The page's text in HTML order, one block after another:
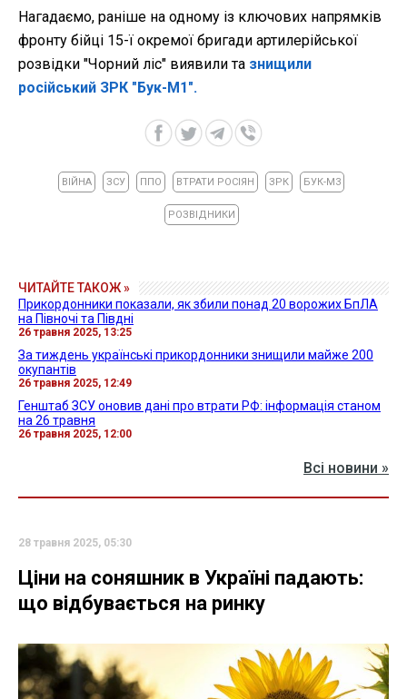
Нагадаємо, раніше на одному із ключових напрямків
фронту бійці 15-ї окремої бригади артилерійської
розвідки "Чорний ліс" виявили та знищили
російський ЗРК "Бук-М1".
ВІЙНА ЗСУ ППО ВТРАТИ РОСІЯН ЗРК БУК-М3
РОЗВІДНИКИ
ЧИТАЙТЕ ТАКОЖ »
Прикордонники показали, як збили понад 20 ворожих БпЛА
на Півночі та Півдні
26 травня 2025, 13:25
За тиждень українські прикордонники знищили майже 200
окупантів
26 травня 2025, 12:49
Генштаб ЗСУ оновив дані про втрати РФ: інформація станом
на 26 травня
26 травня 2025, 12:00
Всі новини »
28 травня 2025, 05:30
Ціни на соняшник в Україні падають:
що відбувається на ринку